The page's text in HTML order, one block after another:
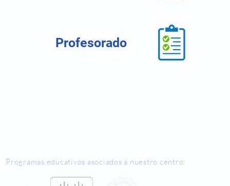
Profesorado
Programas educativos asociados a nuestro centro: